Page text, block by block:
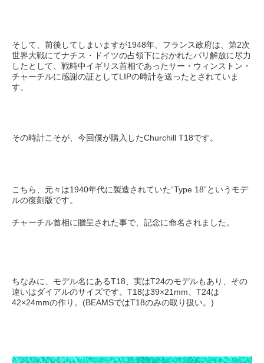
そして、前後してしまいますが1948年、フランス政府は、第2次
世界大戦にてナチス・ドイツの占領下におかれたパリ解放に尽力
したとして、戦時中イギリス首相であったサー・ウィンストン・
チャーチルに感謝の証としてLIPの時計を送ったとされていま
す。
その時計こそが、今回僕が購入したChurchill T18です。
こちら、元々は1940年代に製造されていた“Type 18”というモデ
ルの復刻版です。
チャーチル首相に贈呈された事で、記念に命名されました。
ちなみに、モデル名にあるT18、実はT24のモデルもあり、その
違いはダイアルのサイズです。 T18は39×21mm、 T24は
42×24mmの作り。 (BEAMSではT18のみの取り扱い。 )